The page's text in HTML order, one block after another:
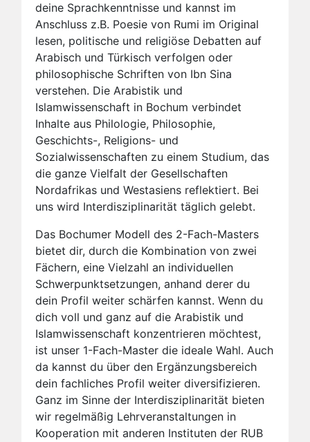
deine Sprachkenntnisse und kannst im
Anschluss z.B. Poesie von Rumi im Original
lesen, politische und religiöse Debatten auf
Arabisch und Türkisch verfolgen oder
philosophische Schriften von Ibn Sina
verstehen. Die Arabistik und
Islamwissenschaft in Bochum verbindet
Inhalte aus Philologie, Philosophie,
Geschichts-, Religions- und
Sozialwissenschaften zu einem Studium, das
die ganze Vielfalt der Gesellschaften
Nordafrikas und Westasiens reflektiert. Bei
uns wird Interdisziplinarität täglich gelebt.
Das Bochumer Modell des 2-Fach-Masters
bietet dir, durch die Kombination von zwei
Fächern, eine Vielzahl an individuellen
Schwerpunktsetzungen, anhand derer du
dein Profil weiter schärfen kannst. Wenn du
dich voll und ganz auf die Arabistik und
Islamwissenschaft konzentrieren möchtest,
ist unser 1-Fach-Master die ideale Wahl. Auch
da kannst du über den Ergänzungsbereich
dein fachliches Profil weiter diversifizieren.
Ganz im Sinne der Interdisziplinarität bieten
wir regelmäßig Lehrveranstaltungen in
Kooperation mit anderen Instituten der RUB